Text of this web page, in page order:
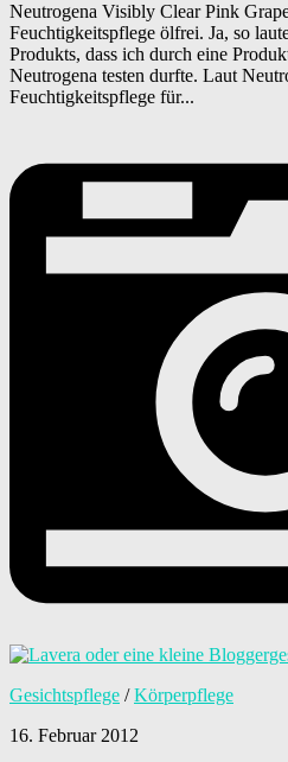
Neutrogena Visibly Clear Pink
Feuchtigkeitspflege ölfrei. Ja, so
Produkts, dass ich durch eine
Neutrogena testen durfte. Laut
Feuchtigkeitspflege für...
Gesichtspflege /Körperpflege
16. Februar 2012